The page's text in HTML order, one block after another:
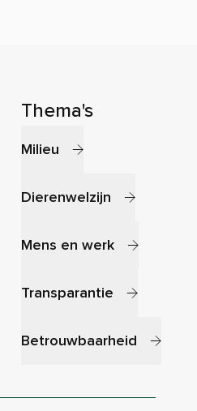
Thema's
Milieu
Dierenwelzijn
Mens en werk
Transparantie
Betrouwbaarheid